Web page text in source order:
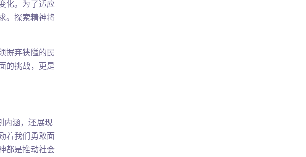
化。为了适应
。探索精神将
摒弃狭隘的民
的挑战，更是
内涵，还展现
着我们勇敢面
都是推动社会